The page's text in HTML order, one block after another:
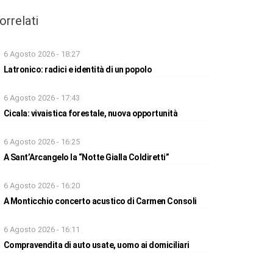
6 Agosto 2026 - 18:27
Latronico: radici e identità di un popolo
6 Agosto 2026 - 17:43
Cicala: vivaistica forestale, nuova opportunità
6 Agosto 2026 - 16:25
A Sant’Arcangelo la “Notte Gialla Coldiretti”
6 Agosto 2026 - 16:20
A Monticchio concerto acustico di Carmen Consoli
6 Agosto 2026 - 16:11
Compravendita di auto usate, uomo ai domiciliari